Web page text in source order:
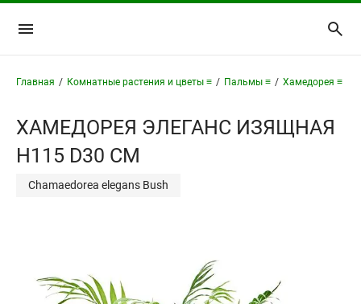
Главная / Комнатные растения и цветы ≡ / Пальмы ≡ / Хамедорея ≡
ХАМЕДОРЕЯ ЭЛЕГАНС ИЗЯЩНАЯ
H115 D30 СМ
Chamaedorea elegans Bush